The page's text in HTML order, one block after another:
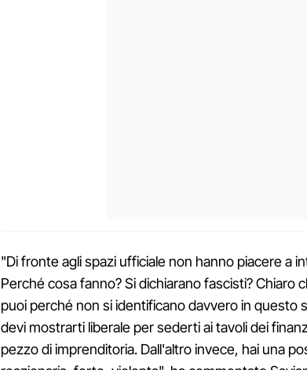
"Di fronte agli spazi ufficiale non hanno piacere a
Perché cosa fanno? Si dichiarano fascisti? Chiaro
puoi perché non si identificano davvero in questo
devi mostrarti liberale per sederti ai tavoli dei
pezzo di imprenditoria. Dall'altro invece, hai una